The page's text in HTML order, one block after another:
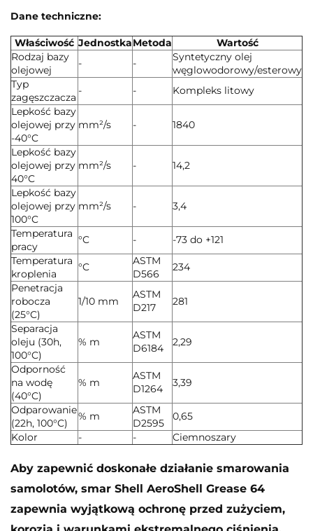
Dane techniczne:
Właściwość JednostkaMetoda
Wartość
Rodzaj bazy
olejowej
- -
Syntetyczny olej
węglowodorowy/esterowy
Typ
zagęszczacza
- -
Kompleks litowy
Lepkość bazy
olejowej przy
-40°C
mm²/s - 1840
Lepkość bazy
olejowej przy
40°C
mm²/s - 14,2
Lepkość bazy
olejowej przy
100°C
mm²/s - 3,4
Temperatura
pracy
°C -
-73 do +121
Temperatura
kroplenia
°C
ASTM
D566
234
Penetracja
robocza
(25°C)
1/10 mm
ASTM
D217
281
Separacja
oleju (30h,
100°C)
% m
ASTM
D6184
2,29
Odporność
na wodę
(40°C)
% m
ASTM
D1264
3,39
Odparowanie
(22h, 100°C)
% m
ASTM
D2595
0,65
Kolor
- - Ciemnoszary
Aby zapewnić doskonałe działanie smarowania
samolotów, smar Shell AeroShell Grease 64
zapewnia wyjątkową ochronę przed zużyciem,